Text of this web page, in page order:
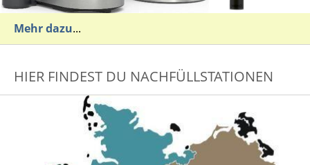
Mehr dazu...
HIER FINDEST DU NACHFÜLLSTATIONEN